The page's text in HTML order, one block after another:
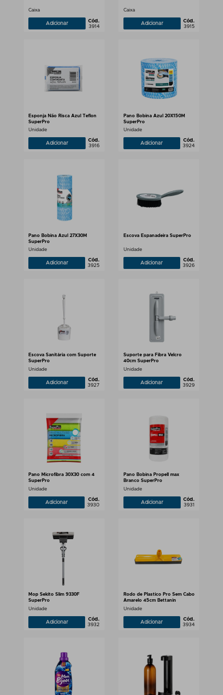
Caixa
Adicionar
Cód.
3914
Caixa
Adicionar
Cód.
3915
Esponja Não Risca Azul Teflon
SuperPro
Unidade
Adicionar
Cód.
3916
Pano Bobina Azul 20X150M
SuperPro
Unidade
Adicionar
Cód.
3924
Pano Bobina Azul 27X30M
SuperPro
Unidade
Adicionar
Cód.
3925
Escova Espanadeira SuperPro
Unidade
Adicionar
Cód.
3926
Escova Sanitária com Suporte
SuperPro
Unidade
Adicionar
Cód.
3927
Suporte para Fibra Velcro
40cm SuperPro
Unidade
Adicionar
Cód.
3929
Pano Microfibra 30X30 com 4
SuperPro
Unidade
Adicionar
Cód.
3930
Pano Bobina Propell max
Branco SuperPro
Unidade
Adicionar
Cód.
3931
Mop Sekito Slim 9330F
SuperPro
Unidade
Adicionar
Cód.
3932
Rodo de Plastico Pro Sem Cabo
Amarelo 45cm Bettanin
Unidade
Adicionar
Cód.
3934